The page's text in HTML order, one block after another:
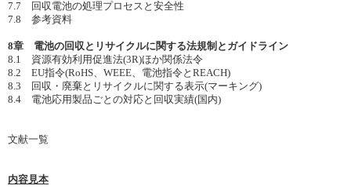
7.7 回収電池の処理プロセスと安全性
7.8 参考資料
8章 電池の回収とリサイクルに関する法規制とガイドライン
8.1 資源有効利用促進法(3R)ほか関係法令
8.2 EU指令(RoHS、WEEE、電池指令とREACH)
8.3 回収・廃棄とリサイクルに関する表示(マーキング)
8.4 電池応用製品ごとの対応と回収実績(国内)
文献一覧
内容見本